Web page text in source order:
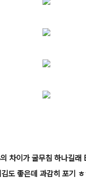
차이가 굴무침 하나길래
도 좋은데 과감히 포기 ㅎ